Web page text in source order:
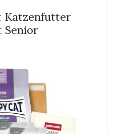
Katzenfutter
Senior